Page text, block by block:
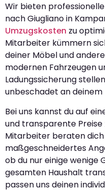
Wir bieten
nach Giugliano in
Umzugskosten zu
Mitarbeiter kümmern
deiner Möbel und
modernen Fahrzeugen
Ladungssicherung
unbeschadet an
Bei uns kannst du auf
und transparente
Mitarbeiter beraten
maßgeschneidertes
ob du nur einige wenige
gesamten Haushalt
passen uns deinen